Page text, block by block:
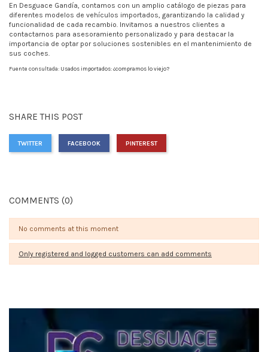
En Desguace Gandía, contamos con un amplio catálogo de piezas para
diferentes modelos de vehículos importados, garantizando la calidad y
funcionalidad de cada recambio. Invitamos a nuestros clientes a
contactarnos para asesoramiento personalizado y para destacar la
importancia de optar por soluciones sostenibles en el mantenimiento de
sus coches.
Fuente consultada: Usados importados: ¿compramos lo viejo?
SHARE THIS POST
TWITTER FACEBOOK PINTEREST
COMMENTS (0)
No comments at this moment
Only registered and logged customers can add comments